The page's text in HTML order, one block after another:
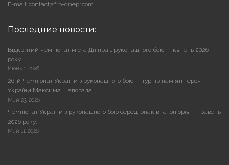
E-mail: contact@frb-dnepr.com
Последние новости:
Відкритий чемпіонат міста Дніпра з рукопашного бою — квітень 2026
року.
Июнь 1, 2026
26-й Чемпіонат України з рукопашного бою — турнір пам’яті Героя
України Максима Шаповала.
Май 23, 2026
Чемпіонат України з рукопашного бою серед юнаків та юніорів — травень
2026 року.
Май 11, 2026